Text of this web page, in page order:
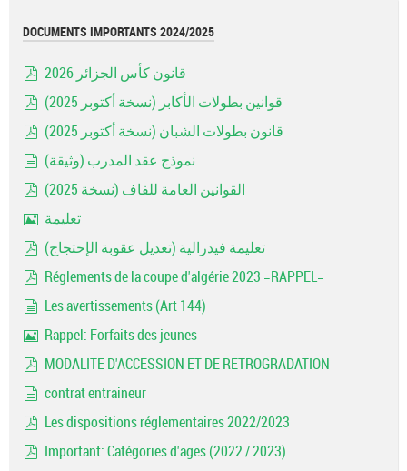
DOCUMENTS IMPORTANTS 2024/2025
قانون كأس الجزائر 2026
قوانين بطولات الأكابر (نسخة أكتوبر 2025)
قانون بطولات الشبان (نسخة أكتوبر 2025)
نموذج عقد المدرب (وثيقة)
القوانين العامة للفاف (نسخة 2025)
تعليمة
تعليمة فيدرالية (تعديل عقوبة الإحتجاج)
Réglements de la coupe d'algérie 2023 =RAPPEL=
Les avertissements (Art 144)
Rappel: Forfaits des jeunes
MODALITE D'ACCESSION ET DE RETROGRADATION
contrat entraineur
Les dispositions réglementaires 2022/2023
Important: Catégories d'ages (2022 / 2023)